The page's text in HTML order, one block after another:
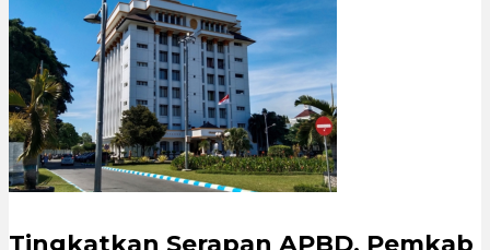
Tingkatkan Serapan APBD, Pemkab